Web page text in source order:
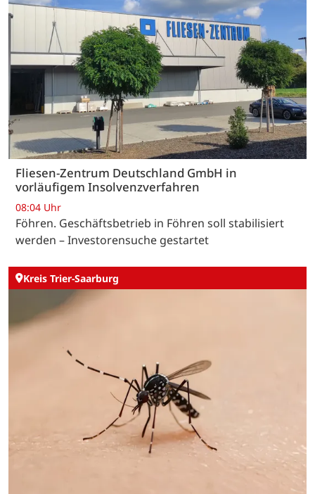
Fliesen-Zentrum Deutschland GmbH in
vorläufigem Insolvenzverfahren
08:04 Uhr
Föhren. Geschäftsbetrieb in Föhren soll stabilisiert
werden – Investorensuche gestartet
Kreis Trier-Saarburg